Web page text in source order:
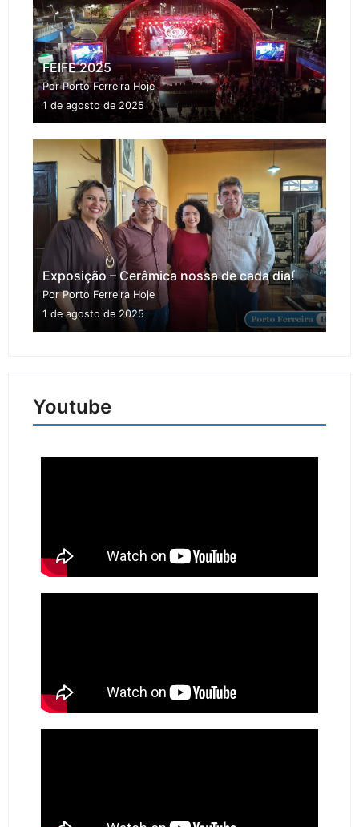
FEIFE 2025
Por Porto Ferreira Hoje
1 de agosto de 2025
Exposição – Cerâmica nossa de cada dia!
Por Porto Ferreira Hoje
1 de agosto de 2025
Youtube